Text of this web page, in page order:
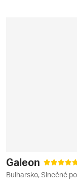
Galeon
Bulharsko, Slnečné